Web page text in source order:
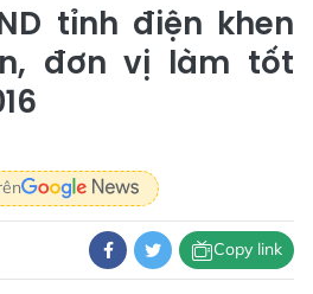
tỉnh điện khen
đơn vị làm tốt
Copy link